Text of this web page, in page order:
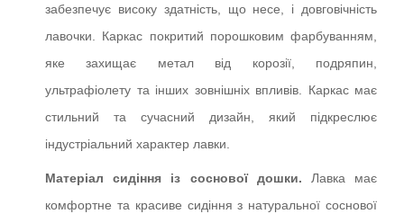
забезпечує високу здатність, що несе, і довговічність
лавочки. Каркас покритий порошковим фарбуванням,
яке захищає метал від корозії, подряпин,
ультрафіолету та інших зовнішніх впливів. Каркас має
стильний та сучасний дизайн, який підкреслює
індустріальний характер лавки.
Матеріал сидіння із соснової дошки. Лавка має
комфортне та красиве сидіння з натуральної соснової